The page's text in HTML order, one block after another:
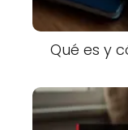
Qué es y